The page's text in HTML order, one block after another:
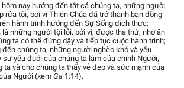
nay hướng đến tất cả chúng ta, những người
rửa tội, bởi vì Thiên Chúa đã trở thành bạn đồng
hành trình hướng đến Sự Sống đích thực;
những người tội lỗi, bởi vì, được tha thứ, nhờ ân
ta có thể đứng dậy và tiếp tục cuộc hành trình;
chúng ta, những người nghèo khó và yếu
sự yếu đuối của chúng ta làm của chính Người,
ta và cho chúng ta thấy vẻ đẹp và sức mạnh của
Người (xem Ga 1:14).